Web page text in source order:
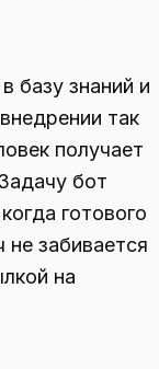
базу знаний и
так
получает
бот
готового
не забивается
на